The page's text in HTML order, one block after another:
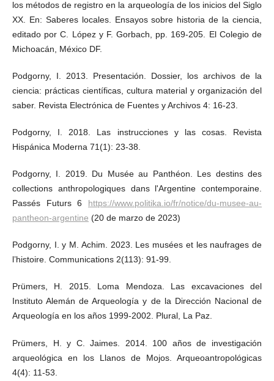
los métodos de registro en la arqueología de los inicios del Siglo
XX. En: Saberes locales. Ensayos sobre historia de la ciencia,
editado por C. López y F. Gorbach, pp. 169-205. El Colegio de
Michoacán, México DF.
Podgorny, I. 2013. Presentación. Dossier, los archivos de la
ciencia: prácticas científicas, cultura material y organización del
saber. Revista Electrónica de Fuentes y Archivos 4: 16-23.
Podgorny, I. 2018. Las instrucciones y las cosas. Revista
Hispánica Moderna 71(1): 23-38.
Podgorny, I. 2019. Du Musée au Panthéon. Les destins des
collections anthropologiques dans l'Argentine contemporaine.
Passés Futurs 6 https://www.politika.io/fr/notice/du-musee-au-
pantheon-argentine (20 de marzo de 2023)
Podgorny, I. y M. Achim. 2023. Les musées et les naufrages de
l’histoire. Communications 2(113): 91-99.
Prümers, H. 2015. Loma Mendoza. Las excavaciones del
Instituto Alemán de Arqueología y de la Dirección Nacional de
Arqueología en los años 1999-2002. Plural, La Paz.
Prümers, H. y C. Jaimes. 2014. 100 años de investigación
arqueológica en los Llanos de Mojos. Arqueoantropológicas
4(4): 11-53.